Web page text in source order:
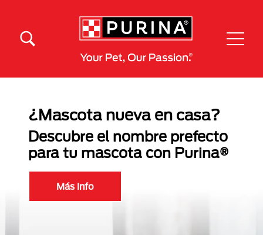
¿Mascota nueva en casa?
Descubre el nombre prefecto
para tu mascota con Purina®
Más Info